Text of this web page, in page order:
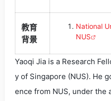
教育
背景
National
NUS
Yaoqi Jia is a Research
y of Singapore (NUS). He
ence from NUS, under the